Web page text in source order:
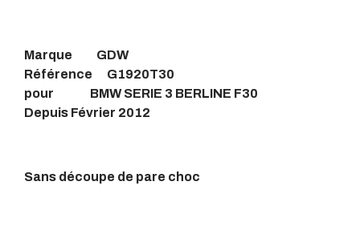
Marque GDW
Référence G1920T30
pour BMW SERIE 3 BERLINE F30
Depuis Février 2012
Sans découpe de pare choc